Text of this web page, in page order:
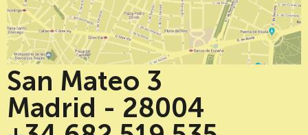
San Mateo 3
Madrid - 28004